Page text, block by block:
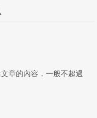
章的內容，一般不超過